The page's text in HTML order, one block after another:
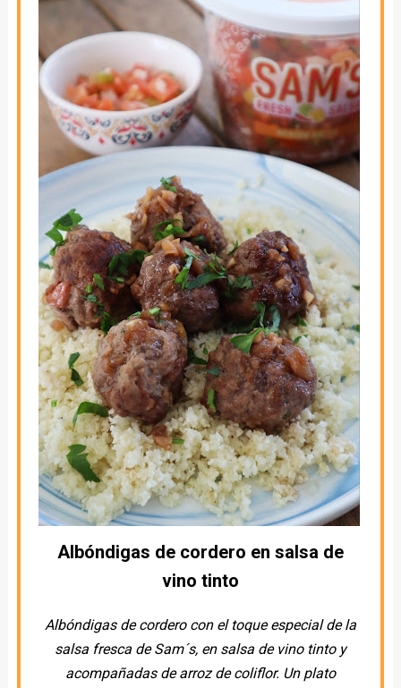
Albóndigas de cordero en salsa de
vino tinto
Albóndigas de cordero con el toque especial de la
salsa fresca de Sam´s, en salsa de vino tinto y
acompañadas de arroz de coliflor. Un plato